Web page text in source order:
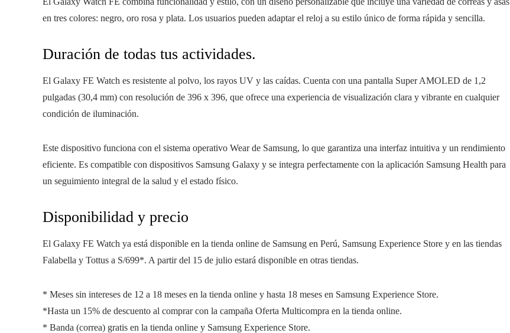
en tres colores: negro, oro rosa y plata. Los usuarios pueden adaptar el reloj a su estilo único de forma rápida y sencilla.
Duración de todas tus actividades.
El Galaxy FE Watch es resistente al polvo, los rayos UV y las caídas. Cuenta con una pantalla Super AMOLED de 1,2
pulgadas (30,4 mm) con resolución de 396 x 396, que ofrece una experiencia de visualización clara y vibrante en cualquier
condición de iluminación.
Este dispositivo funciona con el sistema operativo Wear de Samsung, lo que garantiza una interfaz intuitiva y un rendimiento
eficiente. Es compatible con dispositivos Samsung Galaxy y se integra perfectamente con la aplicación Samsung Health para
un seguimiento integral de la salud y el estado físico.
Disponibilidad y precio
El Galaxy FE Watch ya está disponible en la tienda online de Samsung en Perú, Samsung Experience Store y en las tiendas
Falabella y Tottus a S/699*. A partir del 15 de julio estará disponible en otras tiendas.
* Meses sin intereses de 12 a 18 meses en la tienda online y hasta 18 meses en Samsung Experience Store.
*Hasta un 15% de descuento al comprar con la campaña Oferta Multicompra en la tienda online.
* Banda (correa) gratis en la tienda online y Samsung Experience Store.